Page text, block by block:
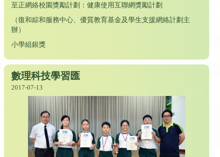
至正網絡校園獎勵計劃：健康使用互聯網獎勵計劃
（復和綜和服務中心、優質教育基金及學生支援網絡計劃主
辦）
小學組銀獎
數理科技學習匯
2017-07-13